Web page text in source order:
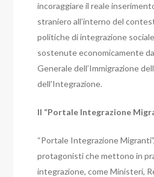
incoraggiare il reale
straniero all’interno del
politiche di integrazione
sostenute economicamente
Generale dell’Immigrazione
dell’Integrazione.
Il “Portale Integrazione
“Portale Integrazione
protagonisti che mettono in
integrazione, come Ministeri,